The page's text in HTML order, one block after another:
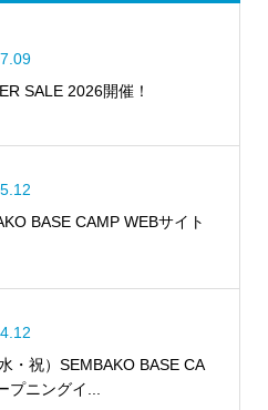
SALE 2026開催！
BASE CAMP WEBサイト
・祝）SEMBAKO BASE CA
プニングイ...